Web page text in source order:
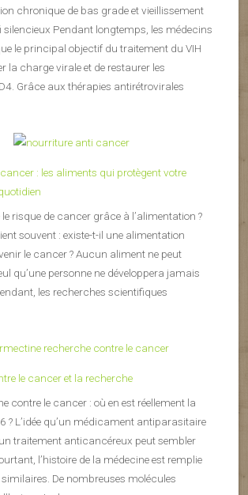
chronique de bas grade et vieillissement
silencieux Pendant longtemps, les médecins
le principal objectif du traitement du VIH
la charge virale et de restaurer les
Grâce aux thérapies antirétrovirales
: les aliments qui protègent votre
risque de cancer grâce à l’alimentation ?
souvent : existe-t-il une alimentation
le cancer ? Aucun aliment ne peut
qu’une personne ne développera jamais
les recherches scientifiques
le cancer et la recherche
contre le cancer : où en est réellement la
? L’idée qu’un médicament antiparasitaire
traitement anticancéreux peut sembler
l’histoire de la médecine est remplie
De nombreuses molécules